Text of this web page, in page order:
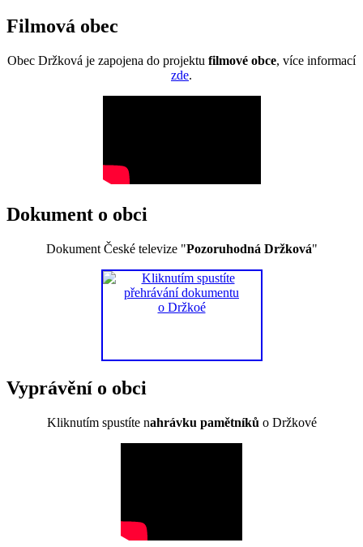
Filmová obec
Obec Držková je zapojena do projektu filmové obce, více informací
zde.
Dokument o obci
Dokument České televize "Pozoruhodná Držková"
Vyprávění o obci
Kliknutím spustíte nahrávku pamětníků o Držkové